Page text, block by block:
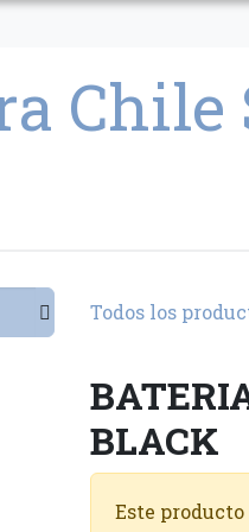
Todos los
BLACK
Este